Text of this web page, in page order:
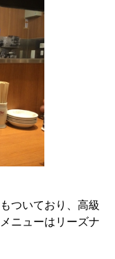
ついており、高級
ニューはリーズナ